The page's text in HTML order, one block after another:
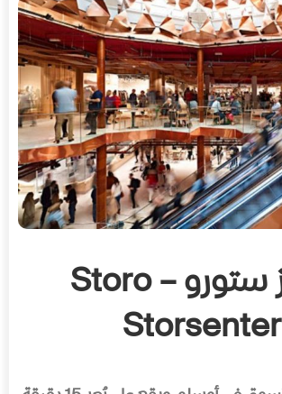
مركز ستورو – Storo
Storsenter